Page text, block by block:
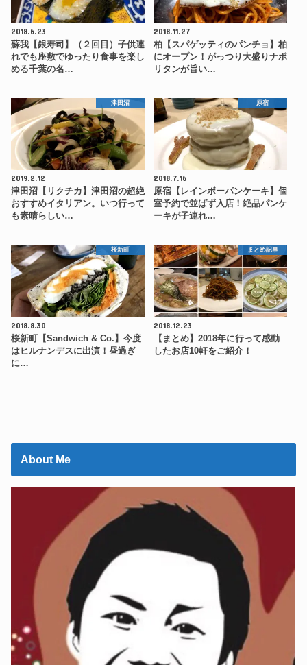
2018.6.23
蘇我【銀寿司】（２回目）子供連
れでも座敷でゆったり食事を楽し
める千葉の名…
2018.11.27
柏【スパゲッティのパンチョ】柏
にオープン！がっつり大盛りナポ
リタンが旨い…
津田沼
2019.2.12
津田沼【リクチカ】津田沼の超絶
おすすめイタリアン。いつ行って
も素晴らしい…
原宿
2018.7.16
原宿【レインボーパンケーキ】個
室予約で並ばず入店！絶品パンケ
ーキが子連れ…
桜新町
2018.8.30
桜新町【Sandwich & Co.】今度
はヒルナンデスに出演！昼過ぎ
に…
まとめ記事
2018.12.23
【まとめ】2018年に行って感動
したお店10軒をご紹介！
About Me